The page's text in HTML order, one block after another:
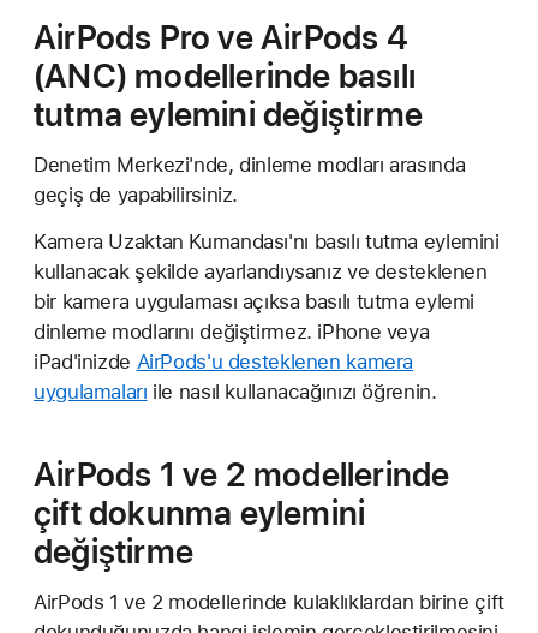
AirPods Pro ve AirPods 4
(ANC) modellerinde basılı
tutma eylemini değiştirme
Denetim Merkezi'nde, dinleme modları arasında
geçiş de yapabilirsiniz.
Kamera Uzaktan Kumandası'nı basılı tutma eylemini
kullanacak şekilde ayarlandıysanız ve desteklenen
bir kamera uygulaması açıksa basılı tutma eylemi
dinleme modlarını değiştirmez. iPhone veya
iPad'inizde AirPods'u desteklenen kamera
uygulamaları ile nasıl kullanacağınızı öğrenin.
AirPods 1 ve 2 modellerinde
çift dokunma eylemini
değiştirme
AirPods 1 ve 2 modellerinde kulaklıklardan birine çift